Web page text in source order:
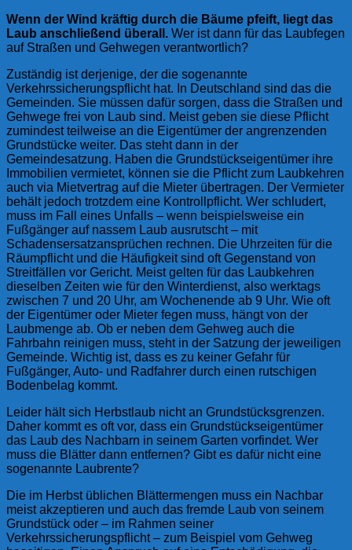
Wenn der Wind kräftig durch die Bäume pfeift, liegt das
Laub anschließend überall. Wer ist dann für das Laubfegen
auf Straßen und Gehwegen verantwortlich?
Zuständig ist derjenige, der die sogenannte
Verkehrssicherungspflicht hat. In Deutschland sind das die
Gemeinden. Sie müssen dafür sorgen, dass die Straßen und
Gehwege frei von Laub sind. Meist geben sie diese Pflicht
zumindest teilweise an die Eigentümer der angrenzenden
Grundstücke weiter. Das steht dann in der
Gemeindesatzung. Haben die Grundstückseigentümer ihre
Immobilien vermietet, können sie die Pflicht zum Laubkehren
auch via Mietvertrag auf die Mieter übertragen. Der Vermieter
behält jedoch trotzdem eine Kontrollpflicht. Wer schludert,
muss im Fall eines Unfalls – wenn beispielsweise ein
Fußgänger auf nassem Laub ausrutscht – mit
Schadensersatzansprüchen rechnen. Die Uhrzeiten für die
Räumpflicht und die Häufigkeit sind oft Gegenstand von
Streitfällen vor Gericht. Meist gelten für das Laubkehren
dieselben Zeiten wie für den Winterdienst, also werktags
zwischen 7 und 20 Uhr, am Wochenende ab 9 Uhr. Wie oft
der Eigentümer oder Mieter fegen muss, hängt von der
Laubmenge ab. Ob er neben dem Gehweg auch die
Fahrbahn reinigen muss, steht in der Satzung der jeweiligen
Gemeinde. Wichtig ist, dass es zu keiner Gefahr für
Fußgänger, Auto- und Radfahrer durch einen rutschigen
Bodenbelag kommt.
Leider hält sich Herbstlaub nicht an Grundstücksgrenzen.
Daher kommt es oft vor, dass ein Grundstückseigentümer
das Laub des Nachbarn in seinem Garten vorfindet. Wer
muss die Blätter dann entfernen? Gibt es dafür nicht eine
sogenannte Laubrente?
Die im Herbst üblichen Blättermengen muss ein Nachbar
meist akzeptieren und auch das fremde Laub von seinem
Grundstück oder – im Rahmen seiner
Verkehrssicherungspflicht – zum Beispiel vom Gehweg